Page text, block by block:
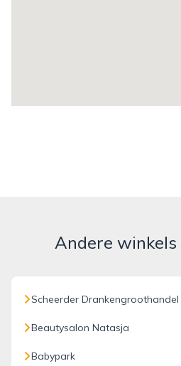
Andere winkels
Scheerder Drankengroothandel
Beautysalon Natasja
Babypark